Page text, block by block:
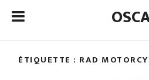
ÉTIQUETTE : RAD